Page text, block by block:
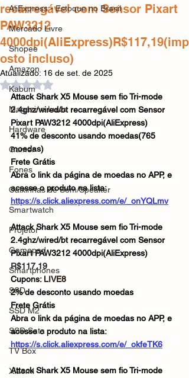
AliExpress - Estoque no Brasil
Mercado Livre
Shopee
Amazon
Kabum
Magazine Luiza
Hardware
Gamer
Fones
Caixinhas de Som/Speaker
Smartwatch
Projetor
Gamepad
Smartphones
SSD
SSD M2
SSD Sata
TV Box
Xiaomi
recarregável com Sensor Pixart
PAW3212
4000dpi(AliExpress)R$117,19(imp
osto incluso)
Atualizado: 16 de set. de 2025
Avaliado com NaN de 5 estrelas.
Attack Shark X5 Mouse sem fio Tri-mode
2.4ghz/wired/bt recarregável com Sensor
Pixart PAW3212 4000dpi(AliExpress)
41% de desconto usando moedas(765
moedas)
Frete Grátis
Abra o link da página de moedas no APP, e
acesse o produto na lista:
https://s.click.aliexpress.com/e/_onYQLmv
Attack Shark X5 Mouse sem fio Tri-mode
2.4ghz/wired/bt recarregável com Sensor
Pixart PAW3212 4000dpi(AliExpress)
R$117,19
Cupons: LIVE8
2% de desconto usando moedas
Frete Grátis
Abra o link da página de moedas no APP, e
acesse o produto na lista:
https://s.click.aliexpress.com/e/_okfeTK6
Attack Shark X5 Mouse sem fio Tri-mode